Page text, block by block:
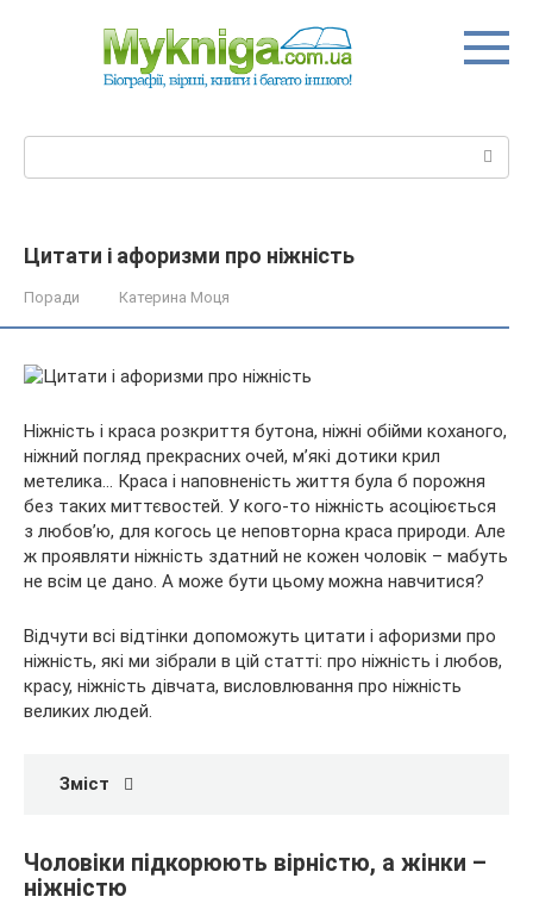
Цитати і афоризми про ніжність
Поради Катерина Моця
Ніжність і краса розкриття бутона, ніжні обійми коханого,
ніжний погляд прекрасних очей, м’які дотики крил
метелика… Краса і наповненість життя була б порожня
без таких миттєвостей. У кого-то ніжність асоціюється
з любов’ю, для когось це неповторна краса природи. Але
ж проявляти ніжність здатний не кожен чоловік – мабуть
не всім це дано. А може бути цьому можна навчитися?
Відчути всі відтінки допоможуть цитати і афоризми про
ніжність, які ми зібрали в цій статті: про ніжність і любов,
красу, ніжність дівчата, висловлювання про ніжність
великих людей.
Зміст
Чоловіки підкорюють вірністю, а жінки –
ніжністю